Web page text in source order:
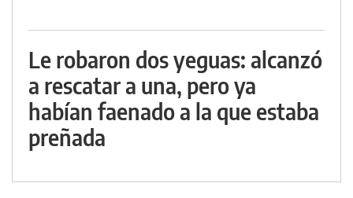
Le robaron dos yeguas: alcanzó
a rescatar a una, pero ya
habían faenado a la que estaba
preñada